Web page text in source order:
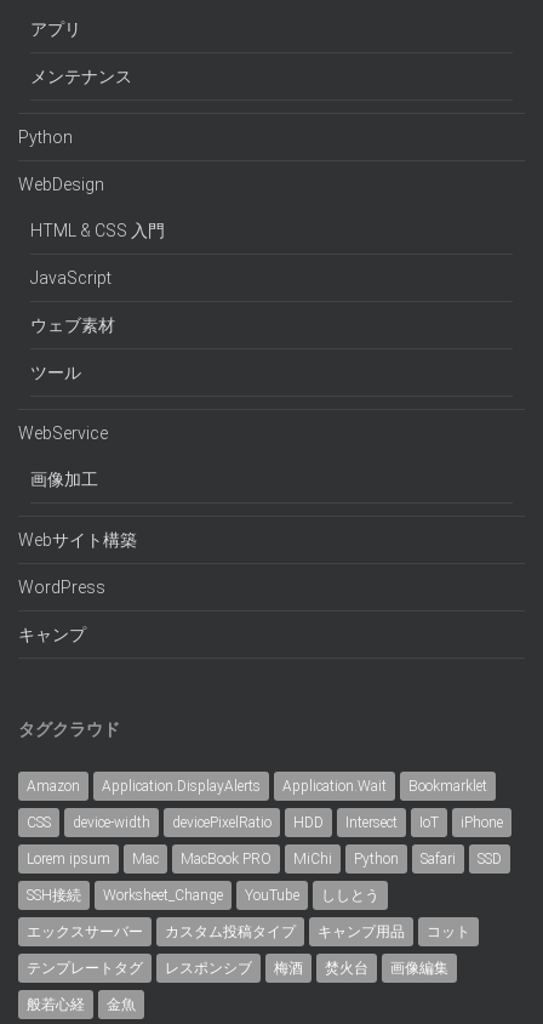
アプリ
メンテナンス
Python
WebDesign
HTML & CSS 入門
JavaScript
ウェブ素材
ツール
WebService
画像加工
Webサイト構築
WordPress
キャンプ
タグクラウド
Amazon Application.DisplayAlerts Application.Wait Bookmarklet
CSS device-width devicePixelRatio HDD Intersect IoT iPhone
Lorem ipsum Mac MacBook PRO MiChi Python Safari SSD
SSH接続 Worksheet_Change YouTube ししとう
エックスサーバー カスタム投稿タイプ キャンプ用品 コット
テンプレートタグ レスポンシブ 梅酒 焚火台 画像編集
般若心経 金魚